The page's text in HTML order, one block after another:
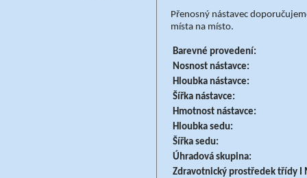
Přenosný nástavec
místa na místo.
Barevné provedení:
Nosnost nástavce:
Hloubka nástavce:
Šířka nástavce:
Hmotnost nástavce:
Hloubka sedu:
Šířka sedu:
Úhradová skupina:
Zdravotnický prostředek třídy I